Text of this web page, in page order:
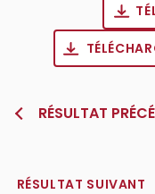
RÉSULTAT
RÉSULTAT SUIVANT